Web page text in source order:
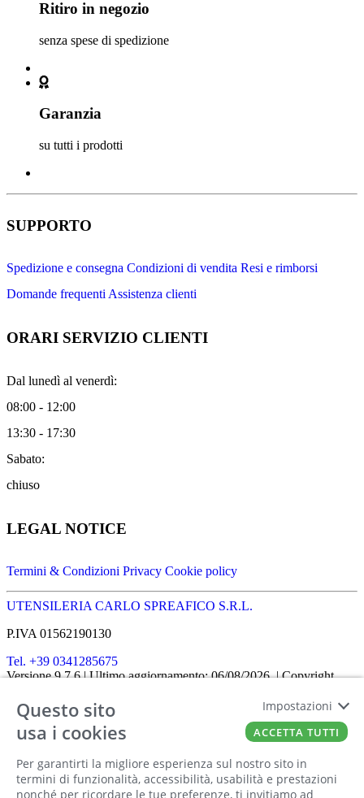
Ritiro in negozio
senza spese di spedizione
Garanzia
su tutti i prodotti
SUPPORTO
Spedizione e consegna Condizioni di vendita Resi e rimborsi
Domande frequentiAssistenza clienti
ORARI SERVIZIO CLIENTI
Dal lunedì al venerdì:
08:00 - 12:00
13:30 - 17:30
Sabato:
chiuso
LEGAL NOTICE
Termini & Condizioni Privacy Cookie policy
UTENSILERIA CARLO SPREAFICO S.R.L.
P.IVA 01562190130
Tel. +39 0341285675
Versione 9.7.6 | Ultimo aggiornamento: 06/08/2026 | Copyright
Home| Chi siamo| Approfondimenti
FATTO CON IL
DA EUROBUSINESS
Ciao! Stai usando un browser non più
supportato! Per fruire al meglio di questo
Questo sito
usa i cookies
Per garantirti la migliore esperienza sul nostro sito in
termini di funzionalità, accessibilità, usabilità e prestazioni
nonché per ricordare le tue preferenze, ti invitiamo ad
Impostazioni
ACCETTA TUTTI